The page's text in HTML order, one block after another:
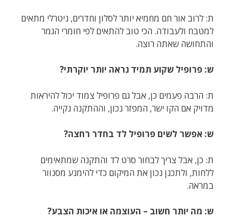
ת: לרוב אור חם מחמיא יותר לסלון וחדרים, ניטרלי מתאים
למטבח ולעבודה. הכי טוב להתאים לפי חומרי הגמר
והתחושה שאתה רוצה.
ש: פרופיל שקוע תמיד נראה יותר יוקרתי?
ת: הרבה פעמים כן, אבל גם פרופיל צמוד יכול להיראות
מדויק אם הקו ישר, המפזר נכון, וההתקנה נקייה.
ש: אפשר לשים פרופיל לד בחדר רחצה?
ת: כן, אבל צריך לבחור סרט לד והתקנה שמתאימים
ללחות, ולתכנן נכון את המיקום כדי להימנע מסנוור
במראה.
ש: מה יותר חשוב – העוצמה או איכות הצבע?